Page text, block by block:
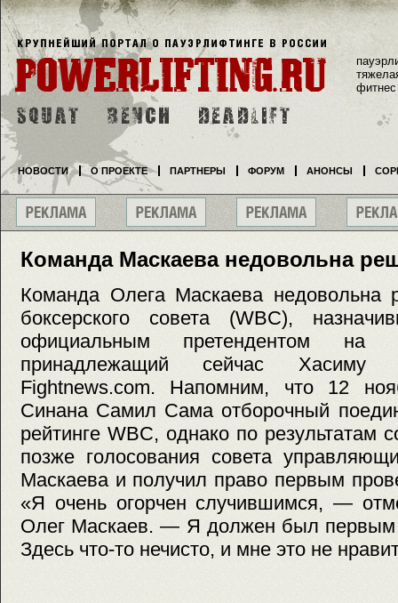
Команда Маскаева недовольна
Команда Олега Маскаева недовольна
боксерского совета (WBC),
официальным претендентом на
принадлежащий сейчас Хасиму
Fightnews.com. Напомним, что 12
Синана Самил Сама отборочный
рейтинге WBC, однако по результатам
позже голосования совета
Маскаева и получил право первым
«Я очень огорчен случившимся, —
Олег Маскаев. — Я должен был первым
Здесь что-то нечисто, и мне это не
фитнес
НОВОСТИ О ПРОЕКТЕ ПАРТНЕРЫ ФОРУМ АНОНСЫ